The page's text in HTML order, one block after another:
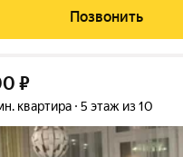
ламинат в зале, в кухне
Позвонить
₽
квартира 5 этаж из 10